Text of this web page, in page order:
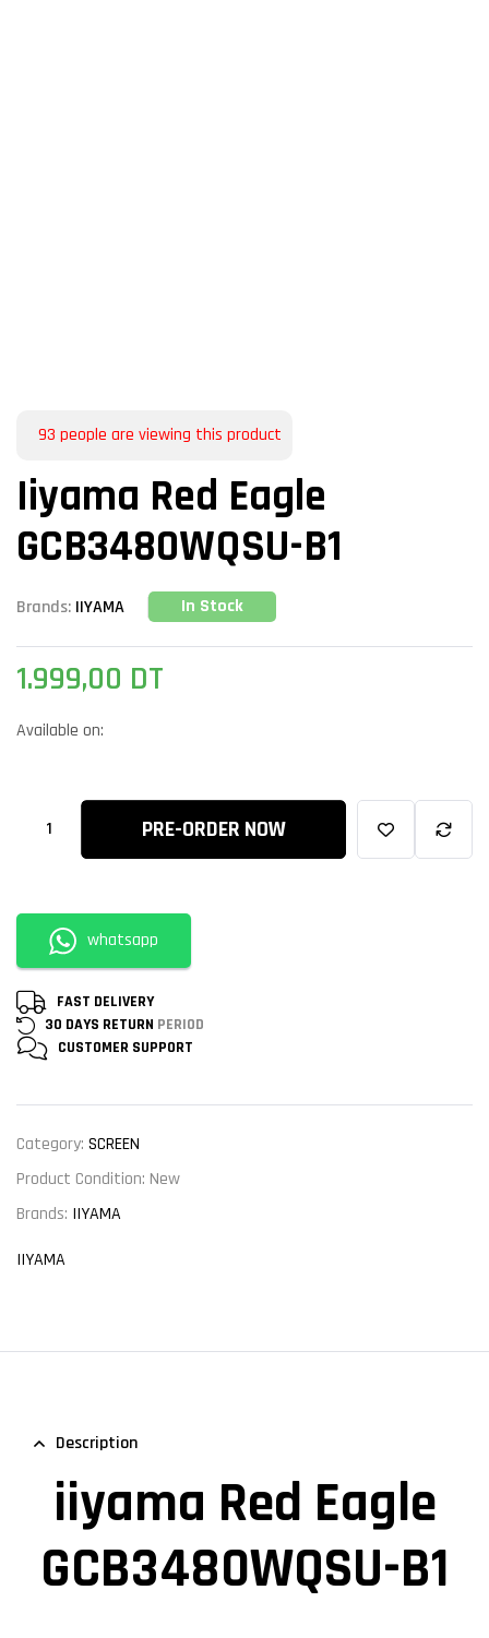
93 people are viewing this product
Iiyama Red Eagle
GCB3480WQSU-B1
Brands: IIYAMA In Stock
1.999,00 DT
Available on:
PRE-ORDER NOW
whatsapp
FAST DELIVERY
30 DAYS RETURN PERIOD
CUSTOMER SUPPORT
Category: SCREEN
Product Condition: New
Brands: IIYAMA
IIYAMA
Description
iiyama Red Eagle
GCB3480WQSU-B1